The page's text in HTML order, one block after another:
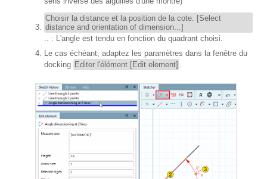
Choisir la distance et la position de la cote. [Select
distance and orientation of dimension...]
.. : L'angle est tendu en fonction du quadrant choisi.
Le cas échéant, adaptez les paramètres dans la fenêtre du
docking Editer l'élément [Edit element]